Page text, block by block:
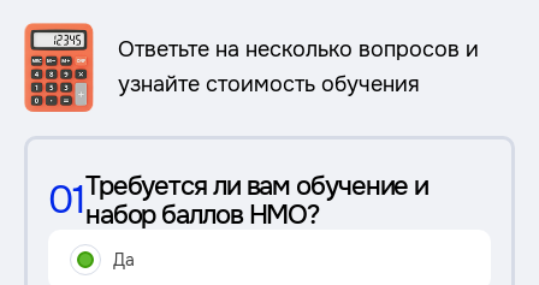
Ответьте на несколько вопросов и
узнайте стоимость обучения
01Требуется ли вам обучение и
набор баллов НМО?
Да